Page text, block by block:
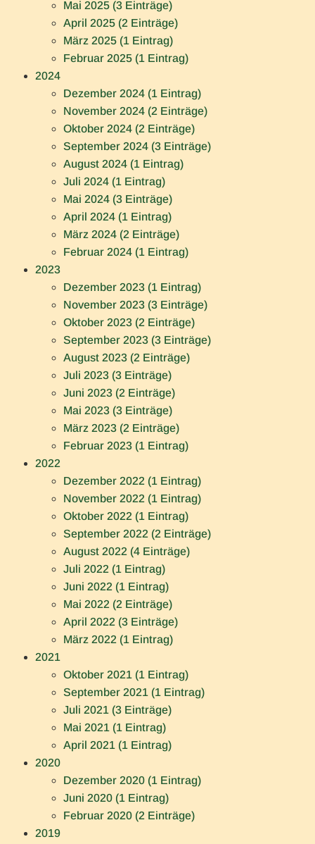
Mai 2025 (3 Einträge)
April 2025 (2 Einträge)
März 2025 (1 Eintrag)
Februar 2025 (1 Eintrag)
2024
Dezember 2024 (1 Eintrag)
November 2024 (2 Einträge)
Oktober 2024 (2 Einträge)
September 2024 (3 Einträge)
August 2024 (1 Eintrag)
Juli 2024 (1 Eintrag)
Mai 2024 (3 Einträge)
April 2024 (1 Eintrag)
März 2024 (2 Einträge)
Februar 2024 (1 Eintrag)
2023
Dezember 2023 (1 Eintrag)
November 2023 (3 Einträge)
Oktober 2023 (2 Einträge)
September 2023 (3 Einträge)
August 2023 (2 Einträge)
Juli 2023 (3 Einträge)
Juni 2023 (2 Einträge)
Mai 2023 (3 Einträge)
März 2023 (2 Einträge)
Februar 2023 (1 Eintrag)
2022
Dezember 2022 (1 Eintrag)
November 2022 (1 Eintrag)
Oktober 2022 (1 Eintrag)
September 2022 (2 Einträge)
August 2022 (4 Einträge)
Juli 2022 (1 Eintrag)
Juni 2022 (1 Eintrag)
Mai 2022 (2 Einträge)
April 2022 (3 Einträge)
März 2022 (1 Eintrag)
2021
Oktober 2021 (1 Eintrag)
September 2021 (1 Eintrag)
Juli 2021 (3 Einträge)
Mai 2021 (1 Eintrag)
April 2021 (1 Eintrag)
2020
Dezember 2020 (1 Eintrag)
Juni 2020 (1 Eintrag)
Februar 2020 (2 Einträge)
2019